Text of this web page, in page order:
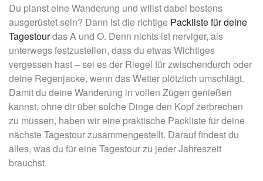
Du planst eine Wanderung und willst dabei bestens
ausgerüstet sein? Dann ist die richtige Packliste für deine
Tagestourdas A und O. Denn nichts ist nerviger, als
unterwegs festzustellen, dass du etwas Wichtiges
vergessen hast – sei es der Riegel für zwischendurch oder
deine Regenjacke, wenn das Wetter plötzlich umschlägt.
Damit du deine Wanderung in vollen Zügen genießen
kannst, ohne dir über solche Dinge den Kopf zerbrechen
zu müssen, haben wir eine praktische Packliste für deine
nächste Tagestour zusammengestellt. Darauf findest du
alles, was du für eine Tagestour zu jeder Jahreszeit
brauchst.